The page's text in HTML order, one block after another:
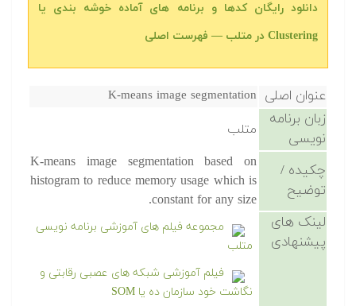
دانلود رایگان کدها و برنامه های آماده خوشه بندی یا
Clustering در متلب‬‬ — فهرست اصلی
عنوان اصلی K-means image segmentation
زبان برنامه
نویسی
متلب
چکیده /
توضیح
K-means image segmentation based on
histogram to reduce memory usage which is
constant for any size.
لینک های
پیشنهادی
مجموعه فیلم های آموزشی برنامه نویسی
متلب
فیلم آموزشی شبکه های عصبی رقابتی و
نگاشت خود سازمان ده یا SOM